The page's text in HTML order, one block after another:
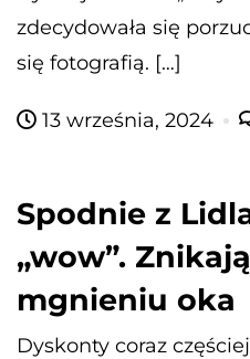
zdecydowała się
się fotografią. […]
13 września, 2024
Spodnie z
„wow”.
mgnieniu oka
Dyskonty coraz